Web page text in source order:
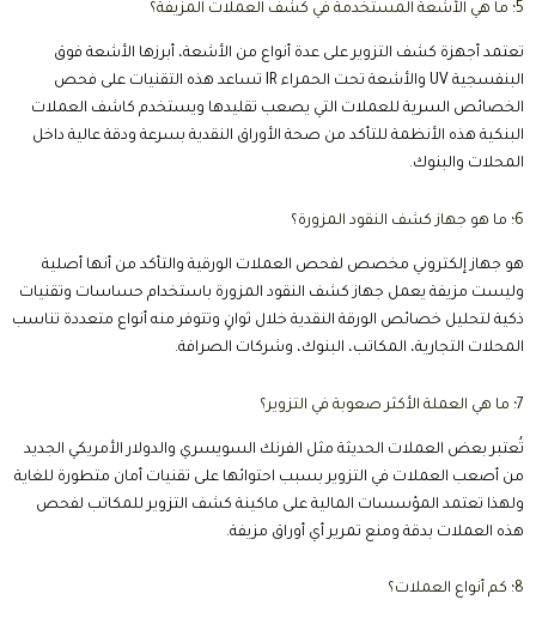
5؛ ما هي الأشعة المستخدمة في كشف العملات المزيفة؟
تعتمد أجهزة كشف التزوير على عدة أنواع من الأشعة، أبرزها الأشعة فوق
البنفسجية UV والأشعة تحت الحمراء IR تساعد هذه التقنيات على فحص
الخصائص السرية للعملات التي يصعب تقليدها ويستخدم كاشف العملات
البنكية هذه الأنظمة للتأكد من صحة الأوراق النقدية بسرعة ودقة عالية داخل
المحلات والبنوك.
6؛ ما هو جهاز كشف النقود المزورة؟
هو جهاز إلكتروني مخصص لفحص العملات الورقية والتأكد من أنها أصلية
وليست مزيفة يعمل جهاز كشف النقود المزورة باستخدام حساسات وتقنيات
ذكية لتحليل خصائص الورقة النقدية خلال ثوانٍ وتتوفر منه أنواع متعددة تناسب
المحلات التجارية، المكاتب، البنوك، وشركات الصرافة.
7؛ ما هي العملة الأكثر صعوبة في التزوير؟
تُعتبر بعض العملات الحديثة مثل الفرنك السويسري والدولار الأمريكي الجديد
من أصعب العملات في التزوير بسبب احتوائها على تقنيات أمان متطورة للغاية
ولهذا تعتمد المؤسسات المالية على ماكينة كشف التزوير للمكاتب لفحص
هذه العملات بدقة ومنع تمرير أي أوراق مزيفة.
8؛ كم أنواع العملات؟